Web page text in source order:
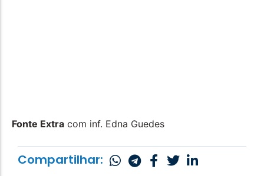
Fonte Extra com inf. Edna Guedes
Compartilhar: